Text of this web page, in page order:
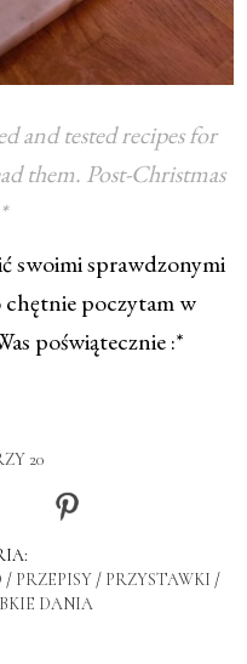
and tested recipes for
them. Post-Christmas
swoimi sprawdzonymi
chętnie poczytam w
poświątecznie :*
20
/ PRZEPISY / PRZYSTAWKI /
DANIA